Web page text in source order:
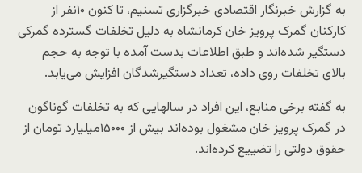
به گزارش خبرنگار اقتصادی خبرگزاری تسنیم، تا کنون ۱۰نفر از
کارکنان گمرک پرویز خان کرمانشاه به دلیل تخلفات گسترده گمرکی
دستگیر شده‌اند و طبق اطلاعات بدست آمده با توجه به حجم
بالای تخلفات روی داده، تعداد دستگیرشدگان افزایش می‌یابد.
به گفته برخی منابع، این افراد در سالهایی که به تخلفات گوناگون
در گمرک پرویز خان مشغول بوده‌اند بیش از ۱۵۰۰۰میلیارد تومان از
حقوق دولتی را تضییع کرده‌اند.